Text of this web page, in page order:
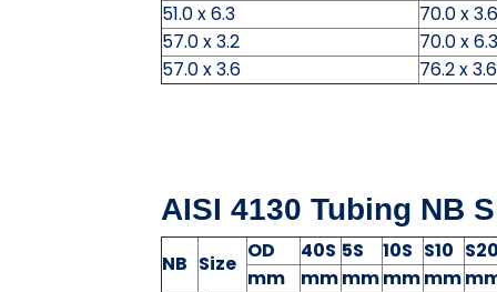
51.0 x 6.3
70.0 x 3.6
57.0 x 3.2
70.0 x 6.3
57.0 x 3.6
76.2 x 3.6
AISI 4130 Tubing NB
NB Size
OD 40S 5S 10S S10
mm
mmmmmmmm